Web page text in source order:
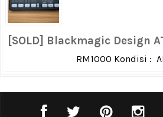
[SOLD] Blackmagic Design
RM1000 Kondisi :